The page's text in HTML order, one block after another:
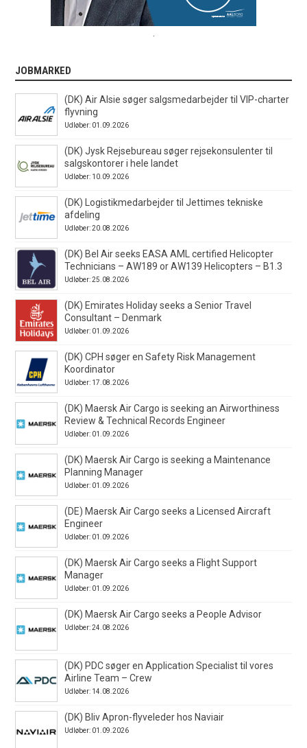
JOBMARKED
(DK) Air Alsie søger salgsmedarbejder til VIP-charter
flyvning
Udløber: 01.09.2026
(DK) Jysk Rejsebureau søger rejsekonsulenter til
salgskontorer i hele landet
Udløber: 10.09.2026
(DK) Logistikmedarbejder til Jettimes tekniske
afdeling
Udløber: 20.08.2026
(DK) Bel Air seeks EASA AML certified Helicopter
Technicians – AW189 or AW139 Helicopters – B1.3
Udløber: 25.08.2026
(DK) Emirates Holiday seeks a Senior Travel
Consultant – Denmark
Udløber: 01.09.2026
(DK) CPH søger en Safety Risk Management
Koordinator
Udløber: 17.08.2026
(DK) Maersk Air Cargo is seeking an Airworthiness
Review & Technical Records Engineer
Udløber: 01.09.2026
(DK) Maersk Air Cargo is seeking a Maintenance
Planning Manager
Udløber: 01.09.2026
(DE) Maersk Air Cargo seeks a Licensed Aircraft
Engineer
Udløber: 01.09.2026
(DK) Maersk Air Cargo seeks a Flight Support
Manager
Udløber: 01.09.2026
(DK) Maersk Air Cargo seeks a People Advisor
Udløber: 24.08.2026
(DK) PDC søger en Application Specialist til vores
Airline Team – Crew
Udløber: 14.08.2026
(DK) Bliv Apron-flyveleder hos Naviair
Udløber: 01.09.2026